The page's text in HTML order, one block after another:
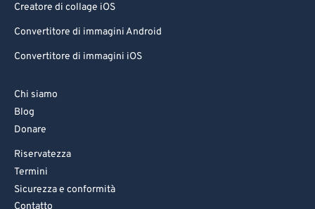
Creatore di collage iOS
Convertitore di immagini Android
Convertitore di immagini iOS
Chi siamo
Blog
Donare
Riservatezza
Termini
Sicurezza e conformità
Contatto